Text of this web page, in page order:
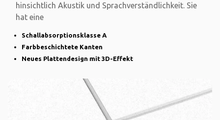
hinsichtlich Akustik und Sprachverständlichkeit. Sie
hat eine
Schallabsorptionsklasse A
Farbbeschichtete Kanten
Neues Plattendesign mit 3D-Effekt